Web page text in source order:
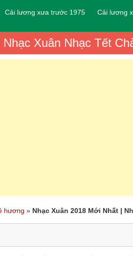
Cải lương xưa trước 1975 Cải lương
Xuân Nhạc Tết
hương » Nhạc Xuân 2018 Mới Nhất |